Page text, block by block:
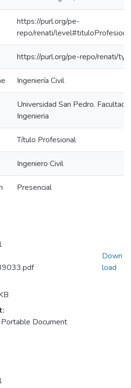
https://purl.org/pe-
repo/renati/
https://purl.org/pe-repo/renati/
Ingeniería Civil
Universidad San Pedro. Facultad
Ingenieria
Título Profesional
Ingeniero Civil
Presencial
Document
Down
load